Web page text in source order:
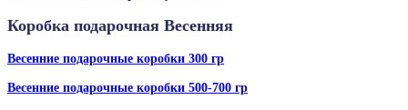
Коробка подарочная Весенняя
Весенние подарочные коробки 300 гр
Весенние подарочные коробки 500-700 гр